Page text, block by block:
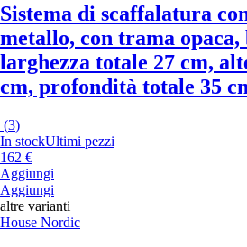
Sistema di scaffalatura
metallo, con trama opaca,
larghezza totale 27 cm,
cm, profondità totale 35
(3)
In stockUltimi pezzi
162 €
Aggiungi
Aggiungi
altre varianti
House Nordic